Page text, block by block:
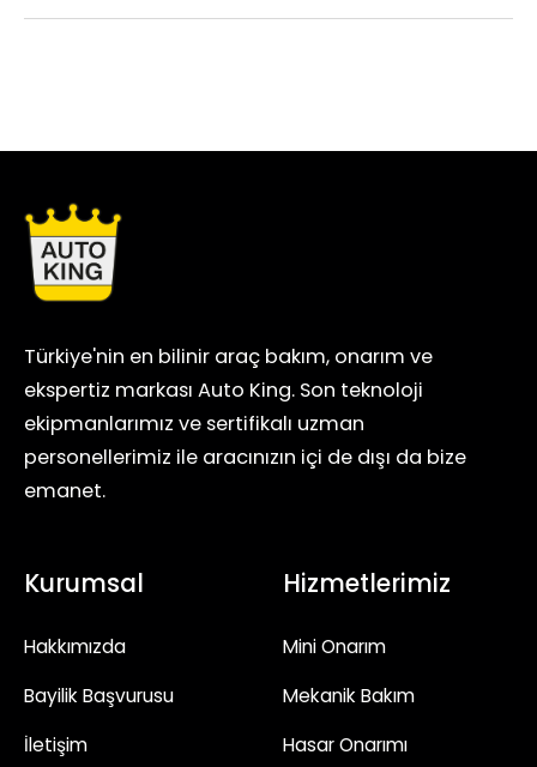
Türkiye'nin en bilinir araç bakım, onarım ve
ekspertiz markası Auto King. Son teknoloji
ekipmanlarımız ve sertifikalı uzman
personellerimiz ile aracınızın içi de dışı da bize
emanet.
Kurumsal
Hakkımızda
Bayilik Başvurusu
İletişim
Hizmetlerimiz
Mini Onarım
Mekanik Bakım
Hasar Onarımı